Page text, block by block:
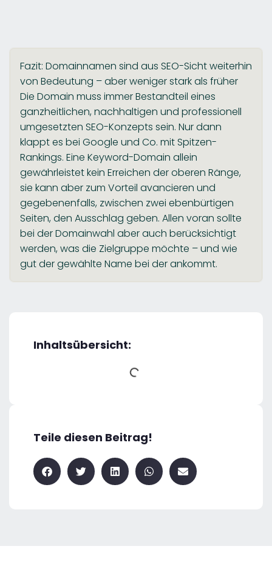
Fazit: Domainnamen sind aus SEO-Sicht weiterhin
von Bedeutung – aber weniger stark als früher
Die Domain muss immer Bestandteil eines
ganzheitlichen, nachhaltigen und professionell
umgesetzten SEO-Konzepts sein. Nur dann
klappt es bei Google und Co. mit Spitzen-
Rankings. Eine Keyword-Domain allein
gewährleistet kein Erreichen der oberen Ränge,
sie kann aber zum Vorteil avancieren und
gegebenenfalls, zwischen zwei ebenbürtigen
Seiten, den Ausschlag geben. Allen voran sollte
bei der Domainwahl aber auch berücksichtigt
werden, was die Zielgruppe möchte – und wie
gut der gewählte Name bei der ankommt.
Inhaltsübersicht:
Teile diesen Beitrag!